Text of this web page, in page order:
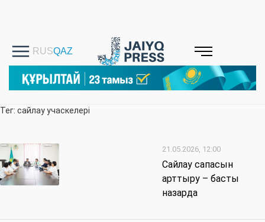
Тег: сайлау учаскелері
21.05.2026, 12:00
Сайлау сапасын
арттыру – басты
назарда